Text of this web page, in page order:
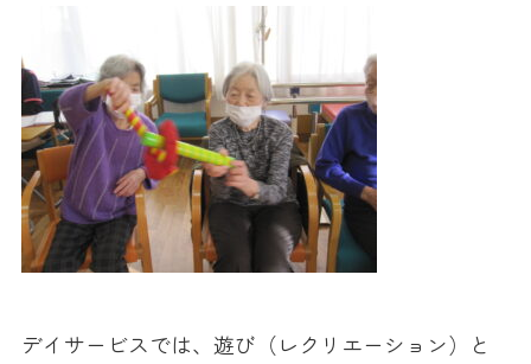
デイサービスでは、遊び（レクリエーション）と